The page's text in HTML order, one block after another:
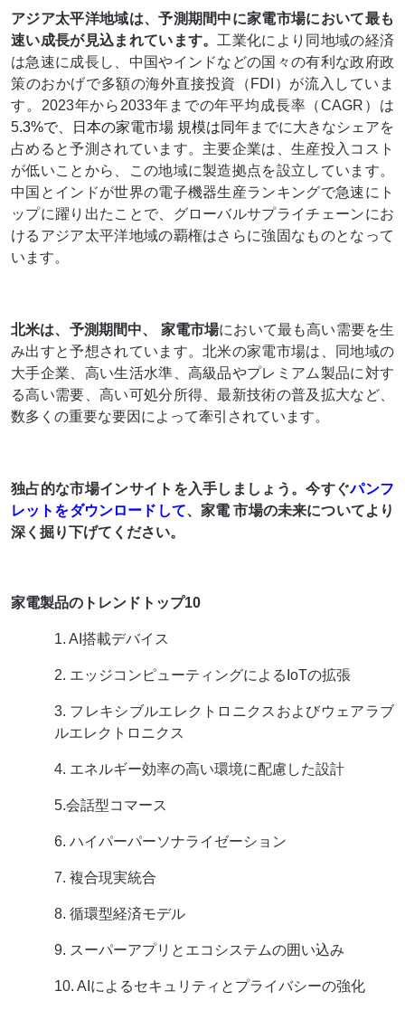
アジア太平洋地域は、予測期間中に家電市場において最も
速い成長が見込まれています。 工業化により同地域の経済
は急速に成長し、中国やインドなどの国々の有利な政府政
策のおかげで多額の海外直接投資（FDI）が流入していま
す。2023年から2033年までの年平均成長率（CAGR）は
5.3%で、日本の家電市場 規模は同年までに大きなシェアを
占めると予測されています。主要企業は、生産投入コスト
が低いことから、この地域に製造拠点を設立しています。
中国とインドが世界の電子機器生産ランキングで急速にト
ップに躍り出たことで、グローバルサプライチェーンにお
けるアジア太平洋地域の覇権はさらに強固なものとなって
います。
北米は、予測期間中、 家電市場において最も高い需要を生
み出すと予想されています。北米の家電市場は、同地域の
大手企業、高い生活水準、高級品やプレミアム製品に対す
る高い需要、高い可処分所得、最新技術の普及拡大など、
数多くの重要な要因によって牽引されています。
独占的な市場インサイトを入手しましょう。今すぐパンフ
レットをダウンロードして、家電 市場の未来についてより
深く掘り下げてください。
家電製品のトレンドトップ10
1. AI搭載デバイス
2. エッジコンピューティングによるIoTの拡張
3. フレキシブルエレクトロニクスおよびウェアラブ
ルエレクトロニクス
4. エネルギー効率の高い環境に配慮した設計
5.会話型コマース
6. ハイパーパーソナライゼーション
7. 複合現実統合
8. 循環型経済モデル
9. スーパーアプリとエコシステムの囲い込み
10. AIによるセキュリティとプライバシーの強化